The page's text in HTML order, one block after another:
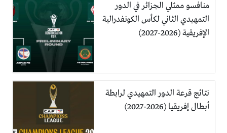
منافسو ممثلي الجزائر في الدور
التمهيدي الثاني لكأس الكونفدرالية
الإفريقية (2026-2027)
نتائج قرعة الدور التمهيدي لرابطة
أبطال إفريقيا (2026-2027)